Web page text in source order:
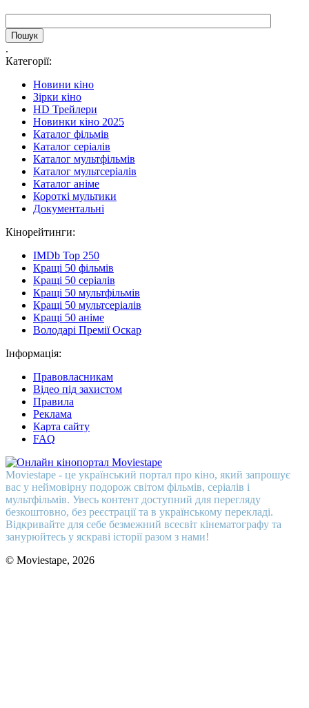
.
Категорії:
Новини кіно
Зірки кіно
HD Трейлери
Новинки кіно 2025
Каталог фільмів
Каталог серіалів
Каталог мультфільмів
Каталог мультсеріалів
Каталог аніме
Короткі мультики
Документальні
Кінорейтинги:
IMDb Top 250
Кращі 50 фільмів
Кращі 50 серіалів
Кращі 50 мультфільмів
Кращі 50 мультсеріалів
Кращі 50 аніме
Володарі Премії Оскар
Інформація:
Правовласникам
Відео під захистом
Правила
Реклама
Карта сайту
FAQ
Moviestape - це український портал про кіно, який запрошує
вас у неймовірну подорож світом фільмів, серіалів і
мультфільмів. Увесь контент доступний для перегляду
безкоштовно, без реєстрації та в українському перекладі.
Відкривайте для себе безмежний всесвіт кінематографу та
занурюйтесь у яскраві історії разом з нами!
© Moviestape, 2026